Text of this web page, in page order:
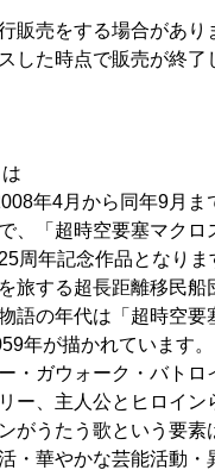
販売をする場合があり
した時点で販売が終了
年4月から同年9月ま
、「超時空要塞マクロ
周年記念作品となりま
旅する超長距離移民船
語の年代は「超時空要
年が描かれています
・ガウォーク・バトロ
ー、主人公とヒロイン
がうたう歌という要素
・華やかな芸能活動・